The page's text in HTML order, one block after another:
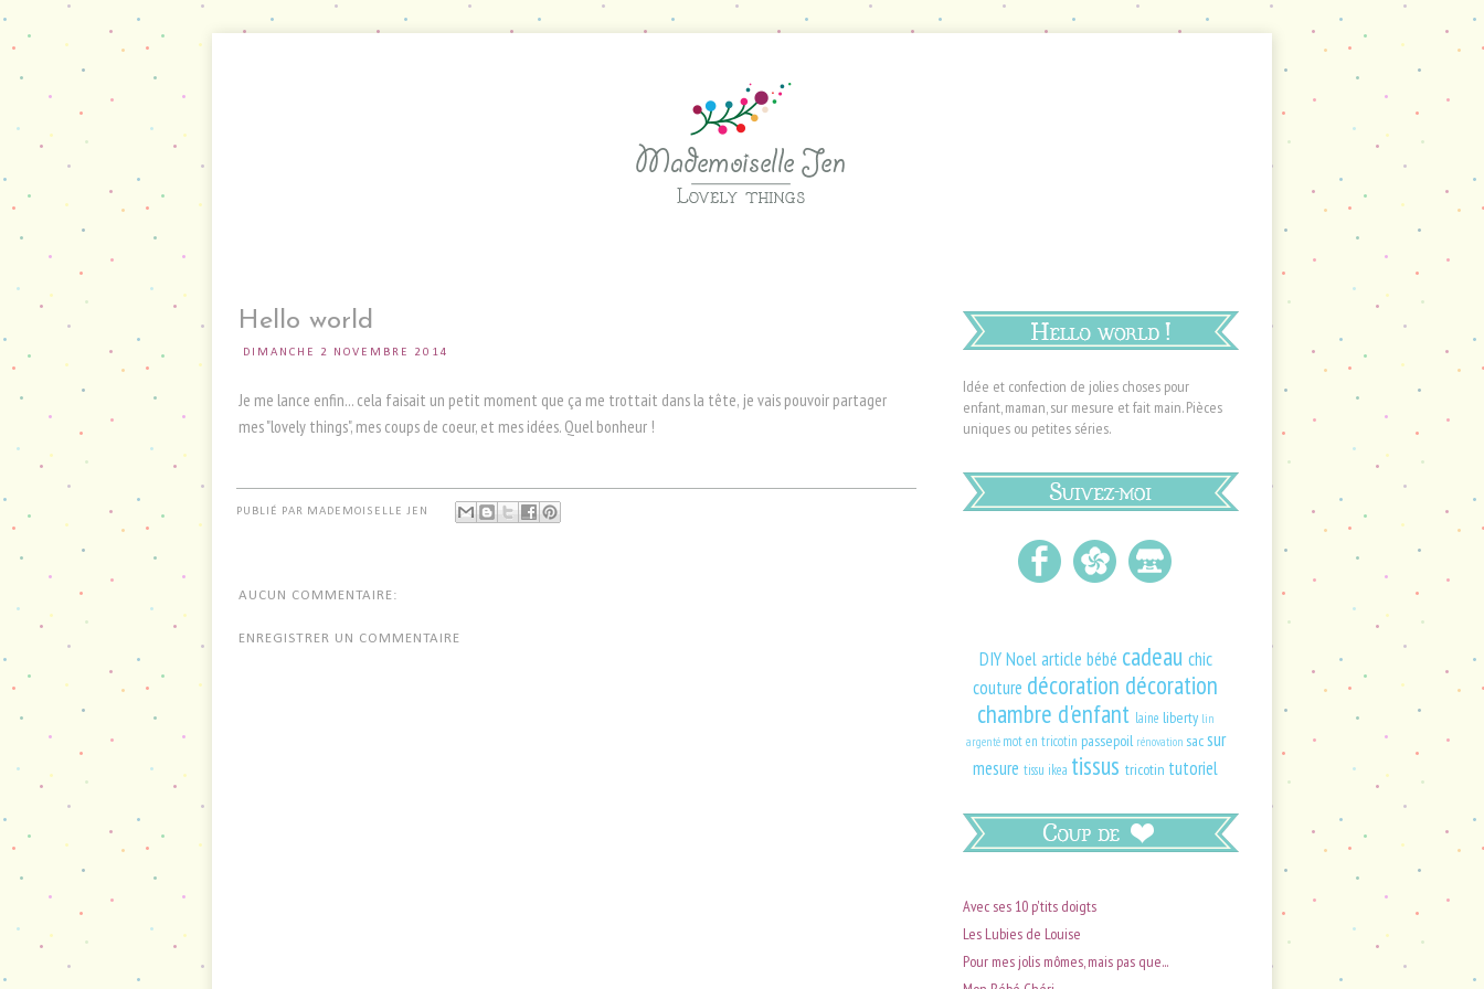
Hello world
DIMANCHE 2 NOVEMBRE 2014
Je me lance enfin... cela faisait un petit moment que ça me trottait dans la tête, je vais pouvoir partager
mes "lovely things", mes coups de coeur, et mes idées. Quel bonheur !
PUBLIÉ PAR MADEMOISELLE JEN
AUCUN COMMENTAIRE:
ENREGISTRER UN COMMENTAIRE
Idée et confection de jolies choses pour
enfant, maman, sur mesure et fait main. Pièces
uniques ou petites séries.
DIY Noel article bébé cadeau chic
couture décoration décoration
chambre d'enfant laine liberty lin
argenté mot en tricotin passepoil rénovation sacsur
mesure tissu ikea tissus tricotin tutoriel
Avec ses 10 p'tits doigts
Les Lubies de Louise
Pour mes jolis mômes, mais pas que...